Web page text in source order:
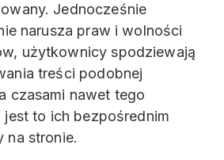
Jednocześnie
narusza praw i wolności
użytkownicy spodziewają
treści podobnej
czasami nawet tego
jest to ich bezpośrednim
na stronie.